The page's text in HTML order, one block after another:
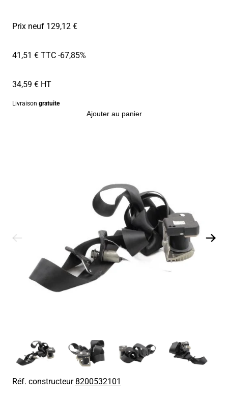
Prix neuf 129,12 €
41,51 € TTC-67,85%
34,59 € HT
Livraison gratuite
Ajouter au panier
Réf. constructeur8200532101